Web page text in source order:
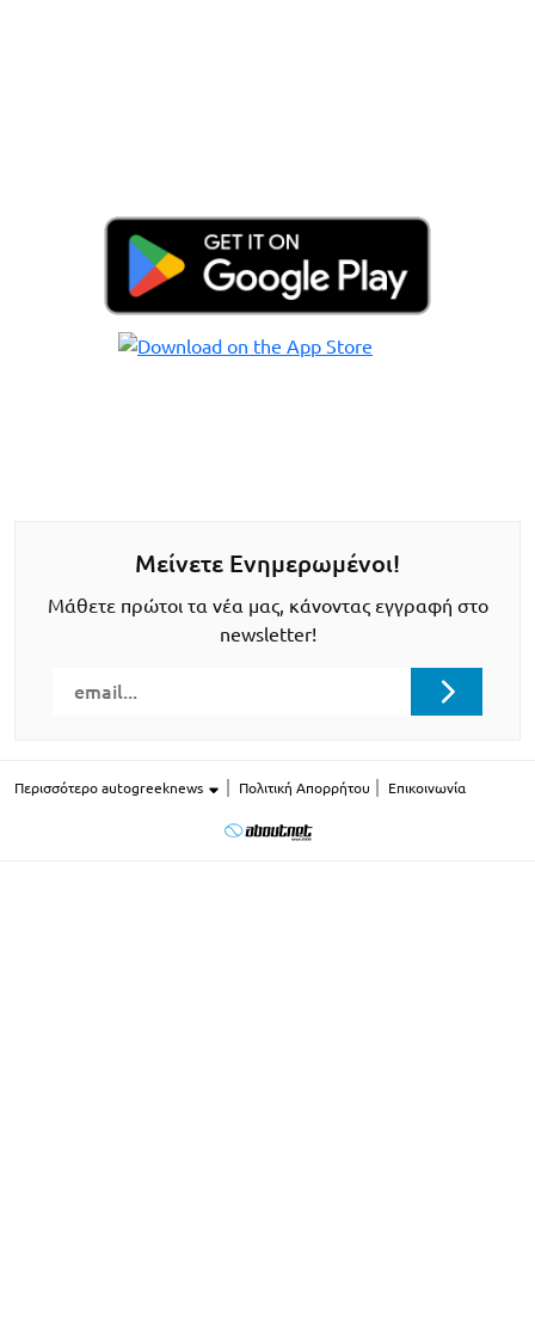
Μείνετε Ενημερωμένοι!
Μάθετε πρώτοι τα νέα μας, κάνοντας εγγραφή στο
newsletter!
Περισσότερο autogreeknews Πολιτική Απορρήτου Επικοινωνία